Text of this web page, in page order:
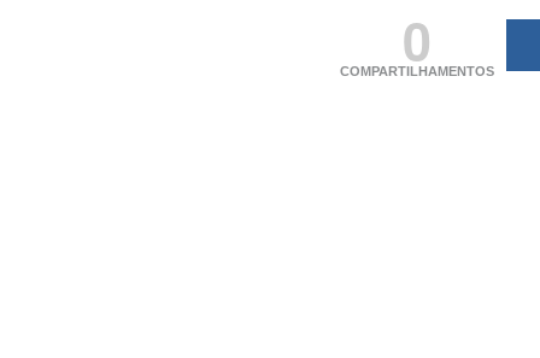
0
COMPARTILHAMENTOS